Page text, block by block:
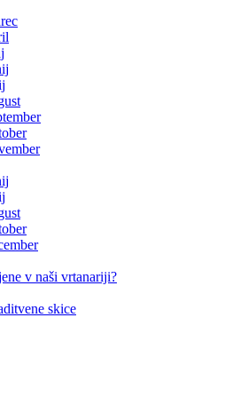
v naši vrtanariji?
skice